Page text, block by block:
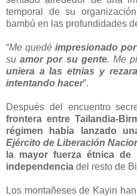
temporal de su
bambú en las profundidades
“Me quedéimpresionado
suamor por su gente. Me
uniera a las etnias y rezara
intentando hacer”.
Después del encuentro
frontera entre Tailandia-
régimen había lanzado
Ejército de Liberación
la mayor fuerza étnica
independencia del resto de
Los montañeses de Kayin